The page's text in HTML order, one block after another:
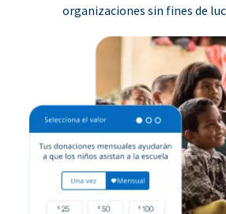
organizaciones sin fines de